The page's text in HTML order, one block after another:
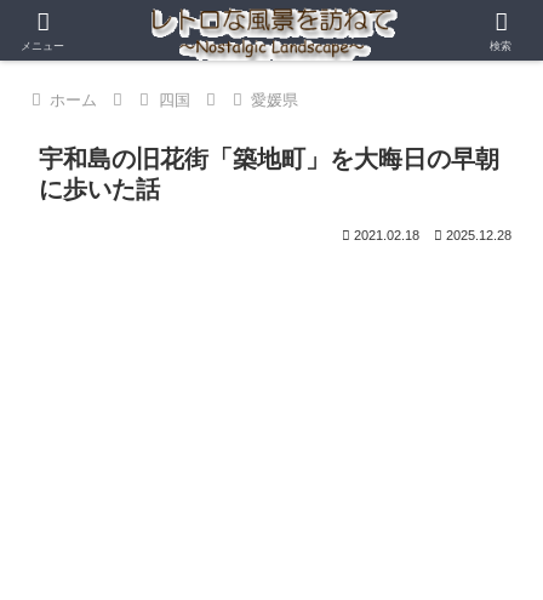
ホーム 四国 愛媛県
宇和島の旧花街「築地町」を大晦日の早朝
に歩いた話
2021.02.18 2025.12.28
メニュー 検索